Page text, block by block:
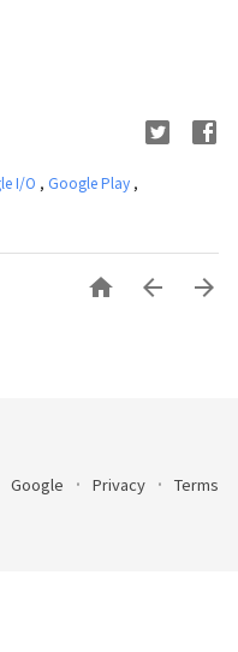
I/O , Google Play ,
  
Google Privacy Terms